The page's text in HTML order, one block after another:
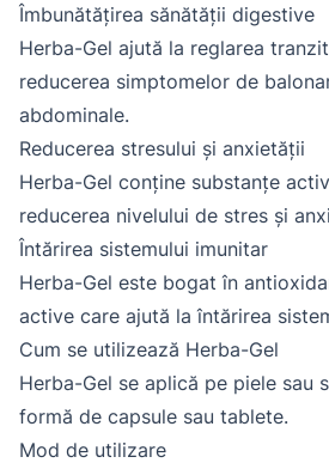
Îmbunătățirea sănătății digestive
Herba-Gel ajută la reglarea
reducerea simptomelor de
abdominale.
Reducerea stresului și anxietății
Herba-Gel conține substanțe
reducerea nivelului de stres și
Întărirea sistemului imunitar
Herba-Gel este bogat în
active care ajută la întărirea
Cum se utilizează Herba-Gel
Herba-Gel se aplică pe piele sau
formă de capsule sau tablete.
Mod de utilizare